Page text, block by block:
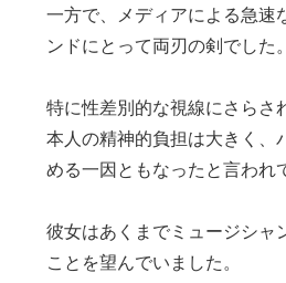
一方で、メディアによる急速
ンドにとって両刃の剣でした。
特に性差別的な視線にさらさ
本人の精神的負担は大きく、
める一因ともなったと言われ
彼女はあくまでミュージシャ
ことを望んでいました。